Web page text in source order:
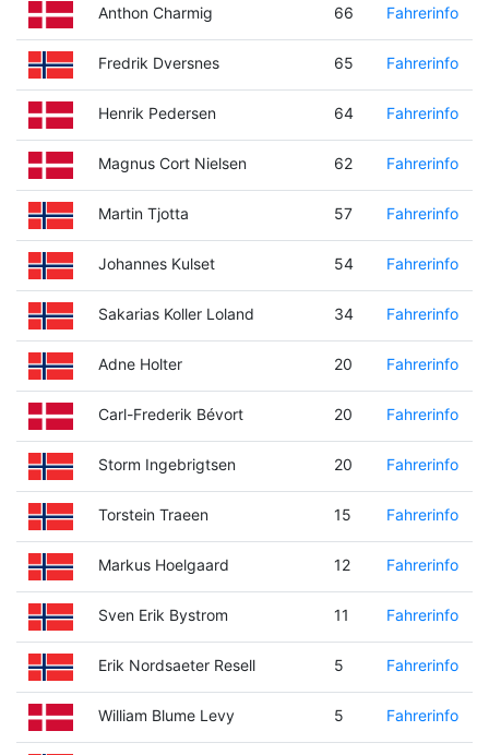
Anthon Charmig 66 Fahrerinfo
Fredrik Dversnes 65 Fahrerinfo
Henrik Pedersen 64 Fahrerinfo
Magnus Cort Nielsen 62 Fahrerinfo
Martin Tjotta 57 Fahrerinfo
Johannes Kulset 54 Fahrerinfo
Sakarias Koller Loland 34 Fahrerinfo
Adne Holter 20 Fahrerinfo
Carl-Frederik Bévort 20 Fahrerinfo
Storm Ingebrigtsen 20 Fahrerinfo
Torstein Traeen 15 Fahrerinfo
Markus Hoelgaard 12 Fahrerinfo
Sven Erik Bystrom 11 Fahrerinfo
Erik Nordsaeter Resell 5 Fahrerinfo
William Blume Levy 5 Fahrerinfo